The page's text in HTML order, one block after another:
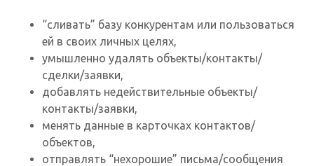
“сливать” базу конкурентам или пользоваться
ей в своих личных целях,
умышленно удалять объекты/контакты/
сделки/заявки,
добавлять недействительные объекты/
контакты/заявки,
менять данные в карточках контактов/
объектов,
отправлять “нехорошие” письма/сообщения